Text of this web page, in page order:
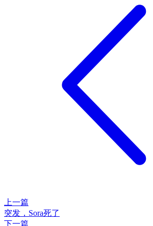
上一篇
突发，Sora死了
下一篇